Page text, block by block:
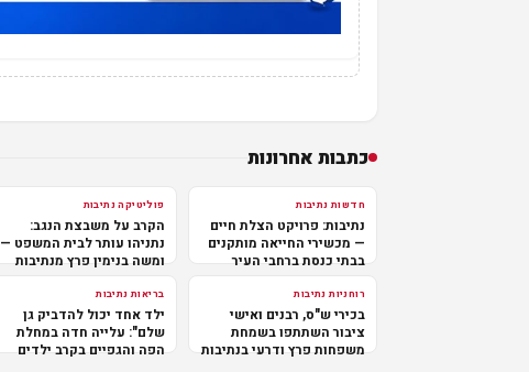
כתבות אחרונות
חדשות נתיבות
נתיבות: פרויקט הצלת חיים
— מכשירי החייאה מותקנים
בבתי כנסת ברחבי העיר
פוליטיקה נתיבות
הקרב על משבצת הנגב:
נתניהו עותר לבית המשפט —
ומשה בנימין פרץ מנתיבות
רוחניות נתיבות
בכירי ש"ס, רבנים ואישי
ציבור השתתפו בשמחת
משפחות פרץ ודרעי בנתיבות
בריאות נתיבות
ילד אחד יכול להדביק גן
שלם": עלייה חדה במחלת
הפה והגפיים בקרב ילדים